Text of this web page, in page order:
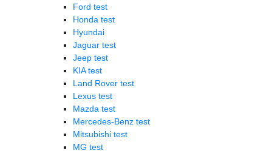
Ford test
Honda test
Hyundai
Jaguar test
Jeep test
KIA test
Land Rover test
Lexus test
Mazda test
Mercedes-Benz test
Mitsubishi test
MG test